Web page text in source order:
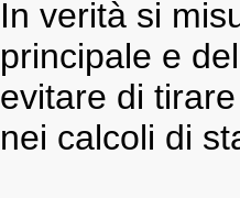
In verità si
principale e
evitare di
nei calcoli di